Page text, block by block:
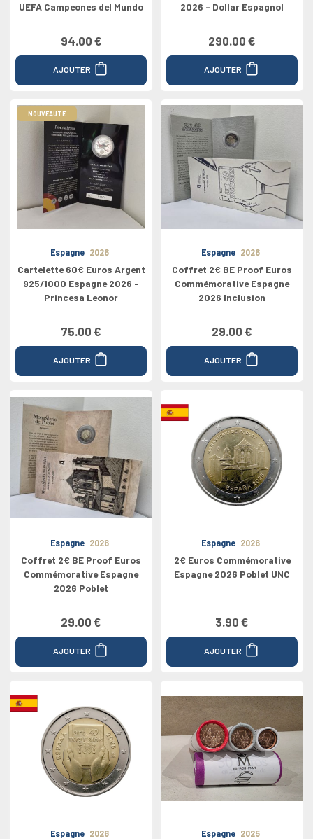
UEFA Campeones del Mundo
94.00 €
AJOUTER
2026 - Dollar Espagnol
290.00 €
AJOUTER
NOUVEAUTÉ
Espagne 2026
Cartelette 60€ Euros Argent
925/1000 Espagne 2026 -
Princesa Leonor
75.00 €
AJOUTER
Espagne 2026
Coffret 2€ BE Proof Euros
Commémorative Espagne
2026 Inclusion
29.00 €
AJOUTER
Espagne 2026
Coffret 2€ BE Proof Euros
Commémorative Espagne
2026 Poblet
29.00 €
AJOUTER
Espagne 2026
2€ Euros Commémorative
Espagne 2026 Poblet UNC
3.90 €
AJOUTER
Espagne 2026 Espagne 2025